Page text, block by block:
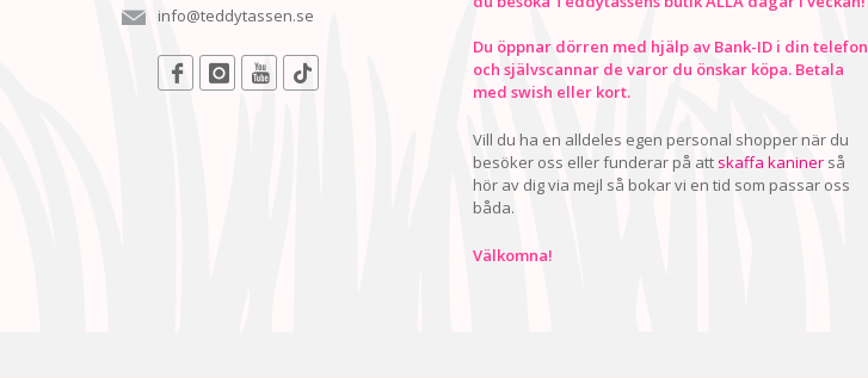
info@teddytassen.se
Du öppnar dörren med hjälp av Bank-ID i din telefon
och självscannar de varor du önskar köpa. Betala
med swish eller kort.
Vill du ha en alldeles egen personal shopper när du
besöker oss eller funderar på att skaffa kaninerså
hör av dig via mejl så bokar vi en tid som passar oss
båda.
Välkomna!